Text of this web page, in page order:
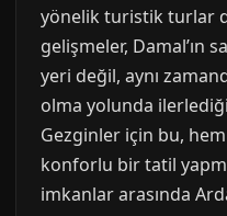
yönelik turistik turlar
gelişmeler, Damal’ın
yeri değil, aynı
olma yolunda
Gezginler için bu,
konforlu bir tatil
imkanlar arasında